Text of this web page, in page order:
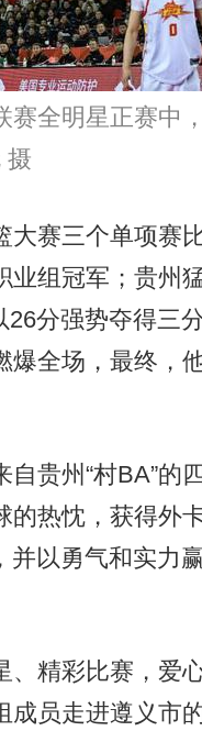
全明星正赛中
摄
赛三个单项赛
组冠军；贵州
分强势夺得三
全场，最终，
贵州“村BA”的
热忱，获得外
以勇气和实力
精彩比赛，爱
员走进遵义市